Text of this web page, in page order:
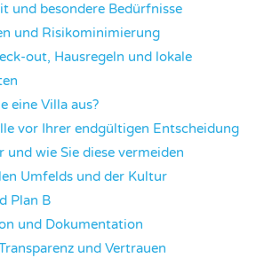
und besondere Bedürfnisse
und Risikominimierung
out, Hausregeln und lokale
eine Villa aus?
vor Ihrer endgültigen Entscheidung
und wie Sie diese vermeiden
Umfelds und der Kultur
Plan B
und Dokumentation
und Vertrauen